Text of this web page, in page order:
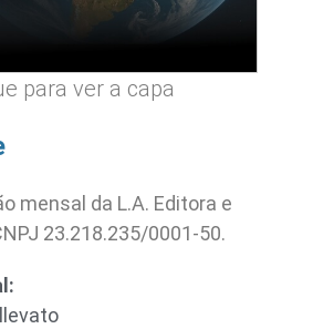
para ver a capa
mensal da L.A. Editora e
23.218.235/0001-50.